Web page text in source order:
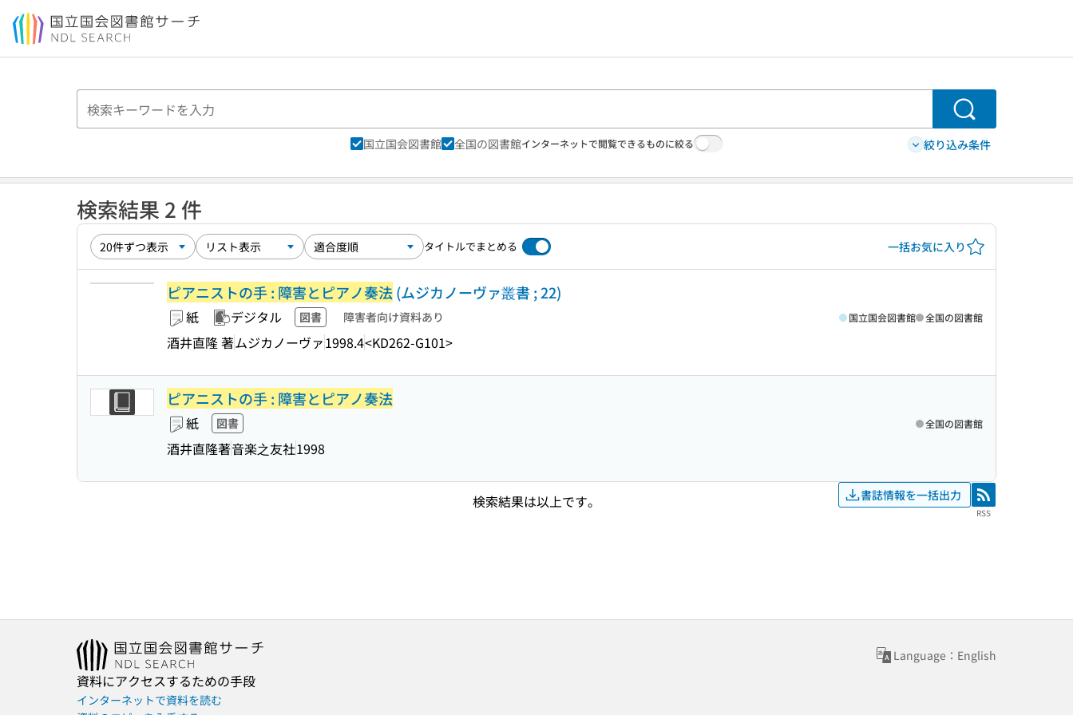
本文へ移動
検索
国立国会図書館 全国の図書館インターネットで閲覧できるものに絞る 絞り込み条件
検索結果 2 件
タイトルでまとめる 一括お気に入り
ピアニストの手 : 障害とピアノ奏法(ムジカノーヴァ叢書 ; 22)
紙 デジタル 図書 障害者向け資料あり
酒井直隆 著ムジカノーヴァ1998.4<KD262-G101>
国立国会図書館 全国の図書館
ピアニストの手 : 障害とピアノ奏法
紙 図書
酒井直隆著音楽之友社1998
全国の図書館
検索結果は以上です。 書誌情報を一括出力 RSS
RSS
Language：English
資料にアクセスするための手段
インターネットで資料を読む